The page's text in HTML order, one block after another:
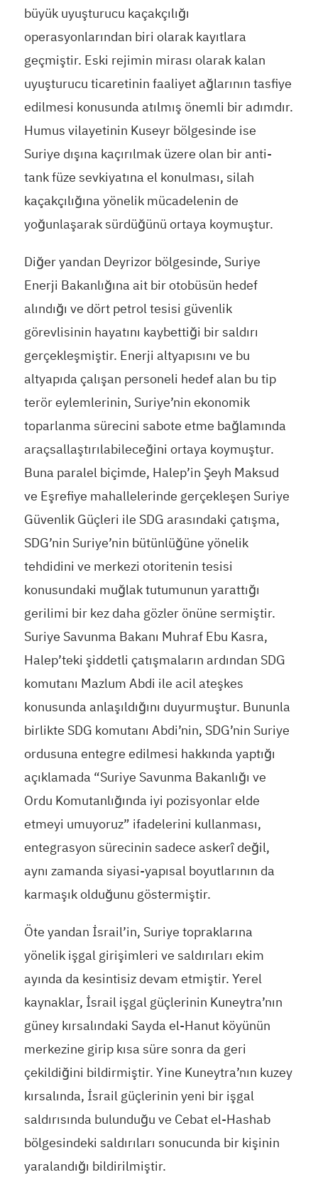
büyük uyuşturucu kaçakçılığı
operasyonlarından biri olarak kayıtlara
geçmiştir. Eski rejimin mirası olarak kalan
uyuşturucu ticaretinin faaliyet ağlarının tasfiye
edilmesi konusunda atılmış önemli bir adımdır.
Humus vilayetinin Kuseyr bölgesinde ise
Suriye dışına kaçırılmak üzere olan bir anti-
tank füze sevkiyatına el konulması, silah
kaçakçılığına yönelik mücadelenin de
yoğunlaşarak sürdüğünü ortaya koymuştur.
Diğer yandan Deyrizor bölgesinde, Suriye
Enerji Bakanlığına ait bir otobüsün hedef
alındığı ve dört petrol tesisi güvenlik
görevlisinin hayatını kaybettiği bir saldırı
gerçekleşmiştir. Enerji altyapısını ve bu
altyapıda çalışan personeli hedef alan bu tip
terör eylemlerinin, Suriye’nin ekonomik
toparlanma sürecini sabote etme bağlamında
araçsallaştırılabileceğini ortaya koymuştur.
Buna paralel biçimde, Halep’in Şeyh Maksud
ve Eşrefiye mahallelerinde gerçekleşen Suriye
Güvenlik Güçleri ile SDG arasındaki çatışma,
SDG’nin Suriye’nin bütünlüğüne yönelik
tehdidini ve merkezi otoritenin tesisi
konusundaki muğlak tutumunun yarattığı
gerilimi bir kez daha gözler önüne sermiştir.
Suriye Savunma Bakanı Muhraf Ebu Kasra,
Halep’teki şiddetli çatışmaların ardından SDG
komutanı Mazlum Abdi ile acil ateşkes
konusunda anlaşıldığını duyurmuştur. Bununla
birlikte SDG komutanı Abdi’nin, SDG’nin Suriye
ordusuna entegre edilmesi hakkında yaptığı
açıklamada “Suriye Savunma Bakanlığı ve
Ordu Komutanlığında iyi pozisyonlar elde
etmeyi umuyoruz” ifadelerini kullanması,
entegrasyon sürecinin sadece askerî değil,
aynı zamanda siyasi-yapısal boyutlarının da
karmaşık olduğunu göstermiştir.
Öte yandan İsrail’in, Suriye topraklarına
yönelik işgal girişimleri ve saldırıları ekim
ayında da kesintisiz devam etmiştir. Yerel
kaynaklar, İsrail işgal güçlerinin Kuneytra’nın
güney kırsalındaki Sayda el-Hanut köyünün
merkezine girip kısa süre sonra da geri
çekildiğini bildirmiştir. Yine Kuneytra’nın kuzey
kırsalında, İsrail güçlerinin yeni bir işgal
saldırısında bulunduğu ve Cebat el-Hashab
bölgesindeki saldırıları sonucunda bir kişinin
yaralandığı bildirilmiştir.